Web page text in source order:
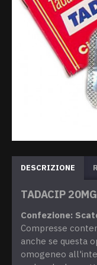
DESCRIZIONE
TADACIP
Confezione:
Compresse
anche se questa
omogeneo